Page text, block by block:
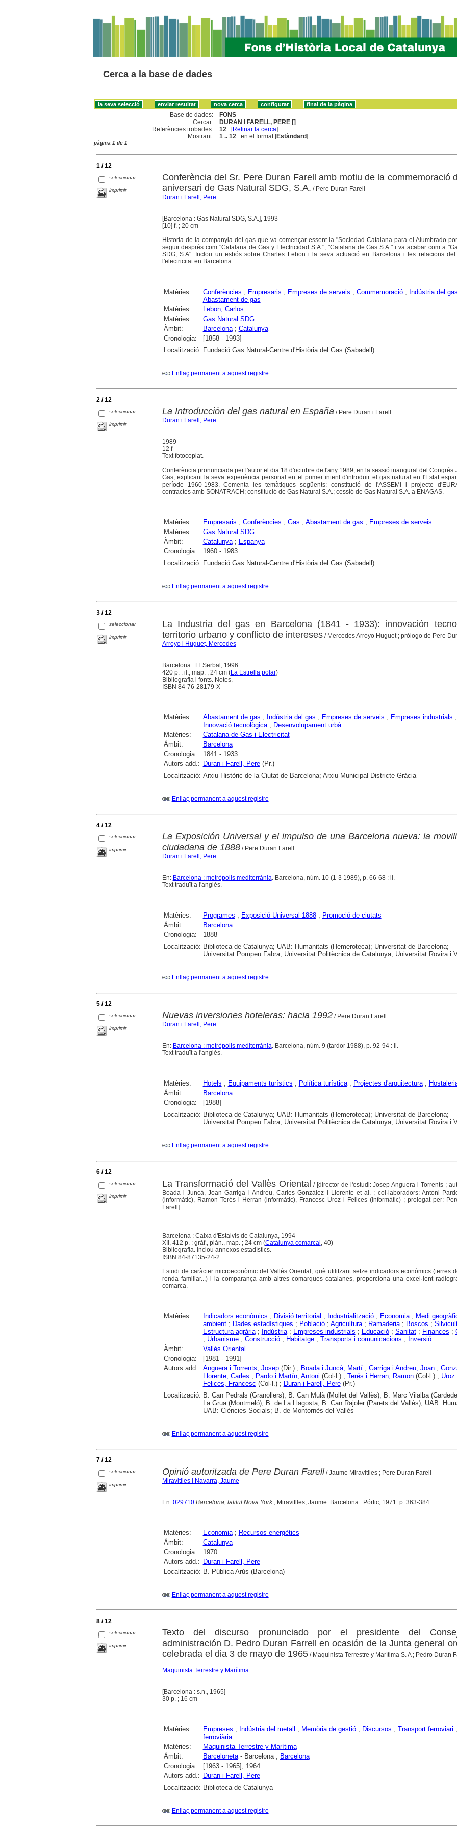
Cerca a la base de dades
Base de dades:
FONS
Cercar:
DURAN I FARELL, PERE []
Referències trobades:
12 [Refinar la cerca]
Mostrant:
1 .. 12 en el format [Estàndard]
pàgina 1 de 1
1 / 12
seleccionar
imprimir
Conferència del Sr. Pere Duran Farell amb motiu de la commemoració
aniversari de Gas Natural SDG, S.A. / Pere Duran Farell
Duran i Farell, Pere
[Barcelona : Gas Natural SDG, S.A.], 1993
[10] f. ; 20 cm
Historia de la companyia del gas que va començar essent la "Sociedad Catalana para el Alumbrado
seguir després com "Catalana de Gas y Electricidad S.A.", "Catalana de Gas S.A." i va acabar com a
SDG, S.A". Inclou un esbós sobre Charles Lebon i la seva actuació en Barcelona i les relacions
l'electricitat en Barcelona.
Matèries: Conferències ; Empresaris ; Empreses de serveis ; Commemoració; Indústria del gas
Abastament de gas
Matèries:
Lebon, Carlos
Matèries:
Gas Natural SDG
Àmbit:
Barcelona; Catalunya
Cronologia:
[1858 - 1993]
Localització: Fundació Gas Natural-Centre d'Història del Gas (Sabadell)
Enllaç permanent a aquest registre
2 / 12
seleccionar
imprimir
La Introducción del gas natural en España/ Pere Duran i Farell
Duran i Farell, Pere
1989
12 f
Text fotocopiat.
Conferència pronunciada per l'autor el dia 18 d'octubre de l'any 1989, en la sessió inaugural del Congrés
Gas, explicant la seva experiència personal en el primer intent d'introduir el gas natural en l'Estat
període 1960-1983. Comenta les temàtiques següents: constitució de l'ASSEMI i projecte
contractes amb SONATRACH; constitució de Gas Natural S.A.; cessió de Gas Natural S.A. a ENAGAS.
Matèries: Empresaris ; Conferències ; Gas ; Abastament de gas ; Empreses de serveis
Matèries:
Gas Natural SDG
Àmbit:
Catalunya; Espanya
Cronologia:
1960 - 1983
Localització: Fundació Gas Natural-Centre d'Història del Gas (Sabadell)
Enllaç permanent a aquest registre
3 / 12
seleccionar
imprimir
La Industria del gas en Barcelona (1841 - 1933): innovación
territorio urbano y conflicto de intereses/ Mercedes Arroyo Huguet ; prólogo de Pere
Arroyo i Huguet, Mercedes
Barcelona : El Serbal, 1996
420 p. : il., map. ; 24 cm (La Estrella polar)
Bibliografia i fonts. Notes.
ISBN 84-76-28179-X
Matèries: Abastament de gas ; Indústria del gas ; Empreses de serveis ; Empreses industrials ;
Innovació tecnològica; Desenvolupament urbà
Matèries:
Catalana de Gas i Electricitat
Àmbit:
Barcelona
Cronologia:
1841 - 1933
Autors add.: Duran i Farell, Pere(Pr.)
Localització: Arxiu Històric de la Ciutat de Barcelona; Arxiu Municipal Districte Gràcia
Enllaç permanent a aquest registre
4 / 12
seleccionar
imprimir
La Exposición Universal y el impulso de una Barcelona nueva: la
ciudadana de 1888/ Pere Duran Farell
Duran i Farell, Pere
En: Barcelona : metròpolis mediterrània. Barcelona, núm. 10 (1-3 1989), p. 66-68 : il.
Text traduït a l'anglès.
Matèries: Programes ; Exposició Universal 1888; Promoció de ciutats
Àmbit:
Barcelona
Cronologia:
1888
Localització: Biblioteca de Catalunya; UAB: Humanitats (Hemeroteca); Universitat de Barcelona;
Universitat Pompeu Fabra; Universitat Politècnica de Catalunya; Universitat Rovira i
Enllaç permanent a aquest registre
5 / 12
seleccionar
imprimir
Nuevas inversiones hoteleras: hacia 1992/ Pere Duran Farell
Duran i Farell, Pere
En: Barcelona : metròpolis mediterrània. Barcelona, núm. 9 (tardor 1988), p. 92-94 : il.
Text traduït a l'anglès.
Matèries: Hotels ; Equipaments turístics ; Política turística; Projectes d'arquitectura;
Àmbit:
Barcelona
Cronologia:
[1988]
Localització: Biblioteca de Catalunya; UAB: Humanitats (Hemeroteca); Universitat de Barcelona;
Universitat Pompeu Fabra; Universitat Politècnica de Catalunya; Universitat Rovira i
Enllaç permanent a aquest registre
6 / 12
seleccionar
imprimir
La Transformació del Vallès Oriental / [director de l'estudi: Josep Anguera i Torrents ;
Boada i Juncà, Joan Garriga i Andreu, Carles Gonzàlez i Llorente et al. ; col·laboradors: Antoni
(informàtic), Ramon Terés i Herran (informàtic), Francesc Uroz i Felices (informàtic) ; prologat per:
Farell]
Barcelona : Caixa d'Estalvis de Catalunya, 1994
XII, 412 p. : gràf., plàn., map. ; 24 cm (Catalunya comarcal , 40)
Bibliografia. Inclou annexos estadístics.
ISBN 84-87135-24-2
Estudi de caràcter microeconòmic del Vallès Oriental, què utilitzant setze indicadors econòmics (terres
renda familiar...) i la comparança amb altres comarques catalanes, proporciona una excel·lent
comarca.
Matèries: Indicadors econòmics ; Divisió territorial ; Industrialització; Economia; Medi
ambient; Dades estadístiques ; Població; Agricultura; Ramaderia; Boscos ;
Estructura agrària; Indústria; Empreses industrials ; Educació; Sanitat; Finances ;
; Urbanisme; Construcció; Habitatge; Transports i comunicacions ; Inversió
Àmbit:
Vallès Oriental
Cronologia:
[1981 - 1991]
Autors add.: Anguera i Torrents, Josep(Dir.) ; Boada i Juncà, Martí; Garriga i Andreu, Joan;
Llorente, Carles ; Pardo i Martín, Antoni (Col·l.) ; Terés i Herran, Ramon(Col·l.) ; Uroz
Felices, Francesc (Col·l.) ; Duran i Farell, Pere(Pr.)
Localització: B. Can Pedrals (Granollers); B. Can Mulà (Mollet del Vallès); B. Marc Vilalba
La Grua (Montmeló); B. de La Llagosta; B. Can Rajoler (Parets del Vallès); UAB:
UAB: Ciències Socials; B. de Montornès del Vallès
Enllaç permanent a aquest registre
7 / 12
seleccionar
imprimir
Opinió autoritzada de Pere Duran Farell/ Jaume Miravitlles ; Pere Duran Farell
Miravitlles i Navarra, Jaume
En: 029710 Barcelona, latitut Nova York; Miravitlles, Jaume. Barcelona : Pórtic, 1971. p. 363-384
Matèries: Economia; Recursos energètics
Àmbit:
Catalunya
Cronologia:
1970
Autors add.: Duran i Farell, Pere
Localització: B. Pública Arús (Barcelona)
Enllaç permanent a aquest registre
8 / 12
seleccionar
imprimir
Texto del discurso pronunciado por el presidente del
administración D. Pedro Duran Farrell en ocasión de la Junta general
celebrada el dia 3 de mayo de 1965/ Maquinista Terrestre y Marítima S. A ; Pedro Duran
Maquinista Terrestre y Marítima
[Barcelona : s.n., 1965]
30 p. ; 16 cm
Matèries: Empreses ; Indústria del metall ; Memòria de gestió; Discursos ; Transport ferroviari ;
ferroviària
Matèries:
Maquinista Terrestre y Marítima
Àmbit:
Barceloneta- Barcelona ; Barcelona
Cronologia:
[1963 - 1965]; 1964
Autors add.: Duran i Farell, Pere
Localització: Biblioteca de Catalunya
Enllaç permanent a aquest registre